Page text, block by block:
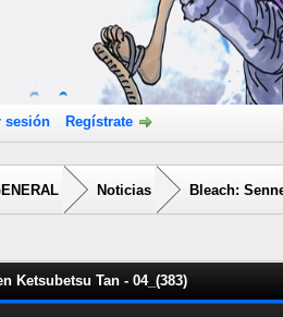
sesión Regístrate
Noticias Bleach:
Ketsubetsu Tan - 04_(383)